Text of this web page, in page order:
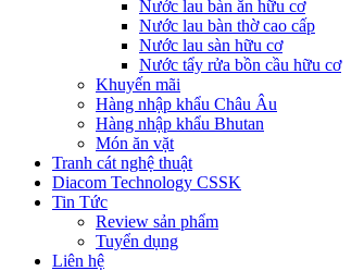
Nước lau bàn ăn hữu cơ
Nước lau bàn thờ cao cấp
Nước lau sàn hữu cơ
Nước tẩy rửa bồn cầu hữu cơ
Khuyến mãi
Hàng nhập khẩu Châu Âu
Hàng nhập khẩu Bhutan
Món ăn vặt
Tranh cát nghệ thuật
Diacom Technology CSSK
Tin Tức
Review sản phẩm
Tuyển dụng
Liên hệ